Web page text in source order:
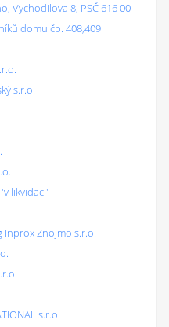
Vychodilova 8, PSČ 616 00
domu čp. 408,409
s.r.o.
likvidaci'
Inprox Znojmo s.r.o.
s.r.o.